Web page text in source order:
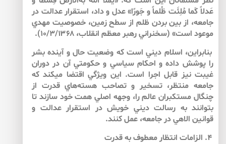
عَدلاً كَما مُلِئَت ظُلماً و جَورًا» عدل و داد، استقرار عدالت در
جامعه، از بين بردن ظلم از سطح زمين، خصوصيت مهدي
موعود است» (سخنراني رهبر معظم انقلاب، ۱۰/۳/۱۳۶۸).
بنابراين، اسلام ديني است كه وضعيت حال و آينده بشر
را پوشش داده و احكام سياسي و حكومتي آن‌ در دوران
غيبت نيز قابل اجرا است. اين ويژگي اقتضا مي‏كند كه
جامعه منتظر، تسخير و تصاحب هسته‌هاي قدرت از
چنگال مستكبران عالم را، وجهه‏ اصلي همت خود سازند تا
بتوانند به ‌رسالت ديني خويش در استقرار عدالت و
قوانين الاهي در جامعه، عمل كنند.
۴. الزامات انتظار معطوف به‌ قدرت